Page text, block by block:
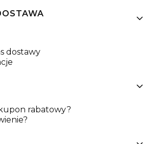
dostawy
rabatowy?